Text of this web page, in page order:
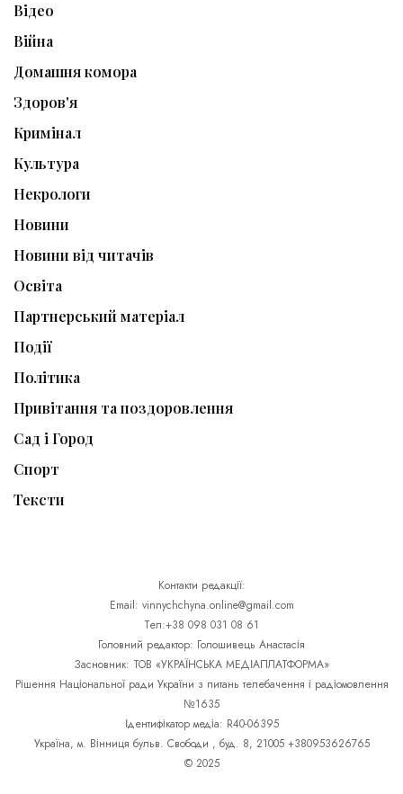
Відео
Війна
Домашня комора
Здоров'я
Кримінал
Культура
Некрологи
Новини
Новини від читачів
Освіта
Партнерський матеріал
Події
Політика
Привітання та поздоровлення
Сад і Город
Спорт
Тексти
Контакти редакції:
Email: vinnychchyna.online@gmail.com
Тел:+38 098 031 08 61
Головний редактор: Голошивець Анастасія
Засновник: ТОВ «УКРАЇНСЬКА МЕДІАПЛАТФОРМА»
Рішення Національної ради України з питань телебачення і радіомовлення
№1635
Ідентифікатор медіа: R40-06395
Україна, м. Вінниця бульв. Свободи , буд. 8, 21005 +380953626765
© 2025